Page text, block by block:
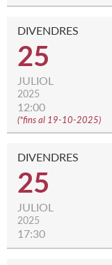
DIVENDRES
25
JULIOL
2025
12:00
(*fins al 19-10-2025)
DIVENDRES
25
JULIOL
2025
17:30